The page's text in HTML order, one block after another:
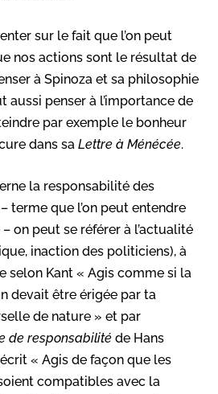
sur le fait que l’on peut
nos actions sont le résultat de
à Spinoza et sa philosophie
aussi penser à l’importance de
par exemple le bonheur
dans sa Lettre à Ménécée.
la responsabilité des
terme que l’on peut entendre
on peut se référer à l’actualité
inaction des politiciens), à
selon Kant « Agis comme si la
devait être érigée par ta
de nature » et par
de responsabilité de Hans
« Agis de façon que les
compatibles avec la